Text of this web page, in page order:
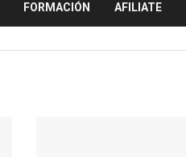
FORMACIÓN AFILIATE